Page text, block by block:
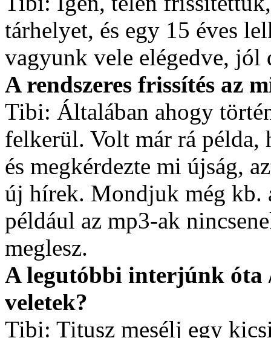
tárhelyet, és egy 15 éves
vagyunk vele elégedve, jól
A rendszeres frissítés az
Tibi: Általában ahogy
felkerül. Volt már rá
és megkérdezte mi újság,
új hírek. Mondjuk még kb.
például az mp3-ak
meglesz.
A legutóbbi interjúnk óta
veletek?
Tibi: Titusz mesélj egy